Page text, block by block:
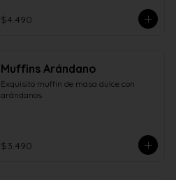
$4.490
Muffins Arándano
Exquisito muffin de masa dulce con
arándanos
$3.490